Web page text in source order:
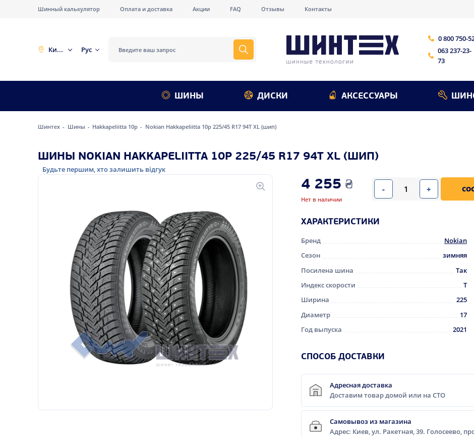
Шинный калькулятор Оплата и доставка Акции FAQ Отзывы Контакты
Киев Рус
0 800 750-
063 237-23-
73
ШИНЫ ДИСКИ АКСЕССУАРЫ
Шинтех Шины Hakkapeliitta 10p Nokian Hakkapeliitta 10p 225/45 R17 94T XL (шип)
ШИНЫ NOKIAN HAKKAPELIITTA 10P 225/45 R17 94T XL (ШИП)
Будьте першим, хто залишить відгук
4 255 ₴
Нет в наличии
- +
ХАРАКТЕРИСТИКИ
Бренд Nokian
Сезон
зимняя
Посилена шина
Так
Индекс скорости
T
Ширина
225
Диаметр
17
Год выпуска
2021
CПОСОБ ДОСТАВКИ
Адресная доставка
Доставим товар домой или на СТО
Самовывоз из магазина
Адрес: Киев, ул. Ракетная, 39. Голосеево,